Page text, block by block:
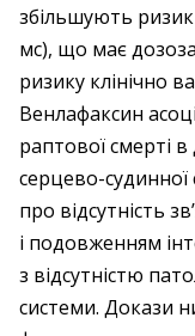
збільшують
мс), що має
ризику клінічно
Венлафаксин
раптової смерті
серцево-судинної
про відсутність
і подовженням
з відсутністю
системи. Докази